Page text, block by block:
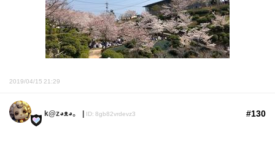
2019/04/15 21:29
k@z◕ᴥ◕。 ID: 8gb82vrdevz3 #130